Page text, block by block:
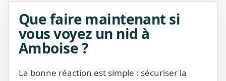
Que faire maintenant si
vous voyez un nid à
Amboise ?
La bonne réaction est simple : sécuriser la